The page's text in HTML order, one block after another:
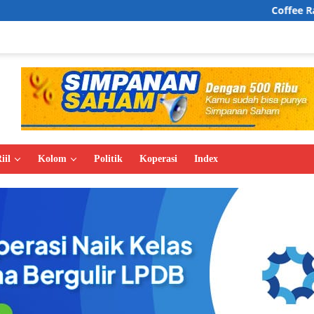
Coffee Rave, Wajah
Kolom Politik Koperasi Index